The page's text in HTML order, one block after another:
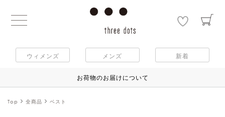
ウィメンズ メンズ 新着
お荷物のお届けについて
Top 全商品 ベスト